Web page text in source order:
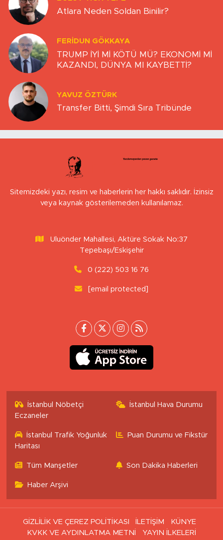
Atlara Neden Soldan Binilir?
FERIDUN GÖKKAYA
TRUMP İYİ Mİ KÖTÜ MÜ? EKONOMİ Mİ
KAZANDI, DÜNYA MI KAYBETTİ?
YAVUZ ÖZTÜRK
Transfer Bitti, Şimdi Sıra Tribünde
Sitemizdeki yazı, resim ve haberlerin her hakkı saklıdır. İzinsiz
veya kaynak gösterilemeden kullanılamaz.
Uluönder Mahallesi, Aktüre Sokak No:37
Tepebaşı/Eskişehir
0 (222) 503 16 76
[email protected]
İstanbul Nöbetçi
Eczaneler
İstanbul Hava Durumu
İstanbul Trafik Yoğunluk
Haritası
Puan Durumu ve Fikstür
Tüm Manşetler Son Dakika Haberleri
Haber Arşivi
GİZLİLİK VE ÇEREZ POLİTİKASI İLETİŞİM
KÜNYE
KVKK VE AYDINLATMA METNİ
YAYIN İLKELERİ